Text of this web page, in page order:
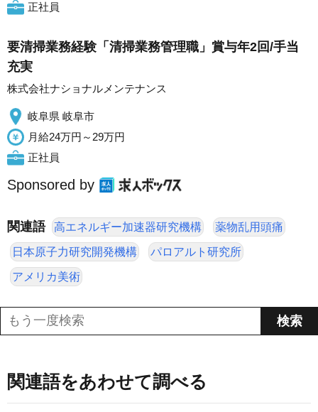
正社員
要清掃業務経験「清掃業務管理職」賞与年2回/手当
充実
株式会社ナショナルメンテナンス
岐阜県 岐阜市
月給24万円～29万円
正社員
Sponsored by
関連語 高エネルギー加速器研究機構 薬物乱用頭痛
日本原子力研究開発機構 パロアルト研究所
アメリカ美術
関連語をあわせて調べる